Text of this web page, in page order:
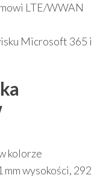
LTE/WWAN
Microsoft 365 i
kolorze
wysokości, 292